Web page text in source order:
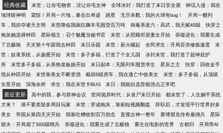
经典收藏 末世：让你屯物资，没让你屯女神 全球冰封：我打造了末日安全屋
神话入侵：我在
地球斩神明
震惊！开局一片地，暴击出奇迹 踏星 无尽杀戮：我的火球有bug！
开局一艘列
车，我掠夺诸天文明
末世降临我疯狂薅羊毛囤货百万吨 病毒系老六：高武，我天赋4S级
快穿之
炮灰她选择种田
星际领主：召个魅魔当秘书官 末世：从照顾邻居妻女开始
吞噬进化：我重生成
了北极狼
天灾第十年跟我去种田 末日乐园 末世：薪火崛起 全民求生：开局百倍修炼速度
末
世：奴隶系统，从扬蜜开始
末世：多子多福，打造了个女儿国
冰封末世，我打造了超神庇护
所
末世多子多福，从美艳老板娘开始 末日副本：无限列车囤货求生 星辰之主
快穿：回收金手
指从种田开始
末世靠美女不断变强 截胡S级房车，我在逃亡中收美女
末世：多子多福，从顶级
女星开始
深海余烬 求生：我在末世卡BUG 末日：我能自选异能强点正常吧
最近更新 高中的我，参与群神会议 世间诡异时代：从丧尸末日开始
都末世了，人生躺平系统
才来？
请不要质疑多周目玩家 末世：穿成炮灰，靠刷短视频翻盘
辞职后，才发现平行世界好多
美女
帝国从第四天灾开始 我靠吐槽收割百万怨念 直视古神一整年 赛博朋克传奇雇佣兵
星际
驯夫：开局扇了SSS级哨兵
吞噬进化：我重生成了北极狼 重生在电影的世界 古都归
开局带AI